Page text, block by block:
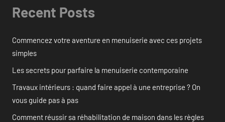
Recent Posts
Commencez votre aventure en menuiserie avec ces projets
simples
Les secrets pour parfaire la menuiserie contemporaine
Travaux intérieurs : quand faire appel à une entreprise ? On
vous guide pas à pas
Comment réussir sa réhabilitation de maison dans les règles